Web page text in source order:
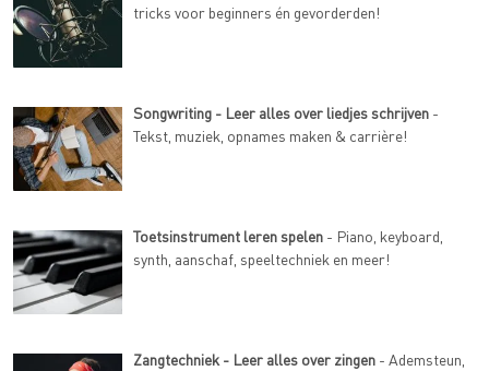
tricks voor beginners én gevorderden!
Songwriting - Leer alles over liedjes schrijven -
Tekst, muziek, opnames maken & carrière!
Toetsinstrument leren spelen - Piano, keyboard,
synth, aanschaf, speeltechniek en meer!
Zangtechniek - Leer alles over zingen - Ademsteun,